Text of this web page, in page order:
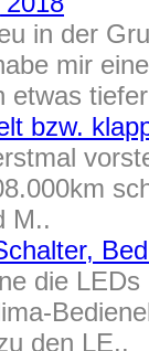
in der
mir
etwas
bzw.
M..
die
den LE..